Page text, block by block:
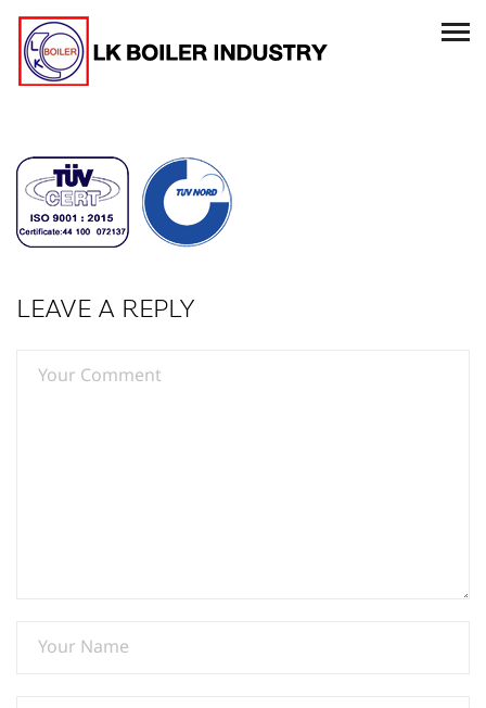
LEAVE A REPLY